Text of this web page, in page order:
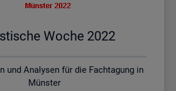
Woche 2022
und Analysen für die Fachtagung in
Münster